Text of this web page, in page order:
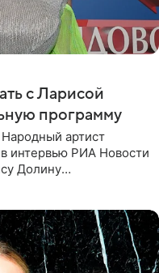
с Ларисой
программу
артист
интервью РИА Новости
Долину